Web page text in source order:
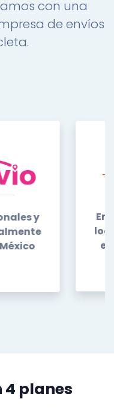
con una
de envíos
y
4 planes